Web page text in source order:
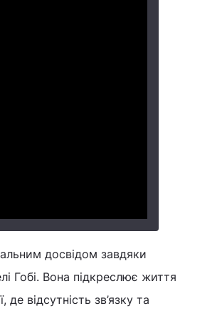
досвідом завдяки
Гобі. Вона підкреслює життя
де відсутність зв’язку та